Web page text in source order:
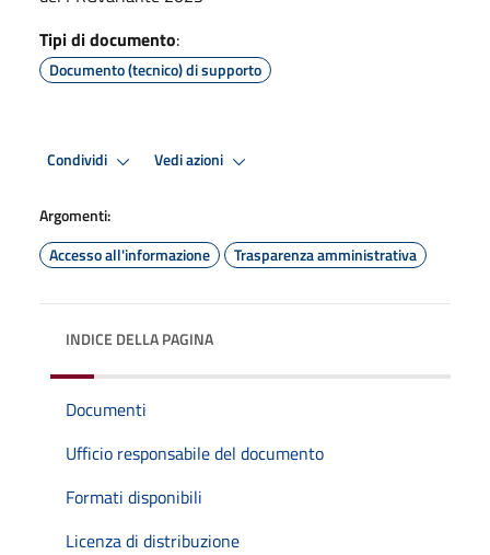
Tipi di documento:
Documento (tecnico) di supporto
Condividi Vedi azioni
Argomenti:
Accesso all'informazione
Trasparenza amministrativa
INDICE DELLA PAGINA
Documenti
Ufficio responsabile del documento
Formati disponibili
Licenza di distribuzione